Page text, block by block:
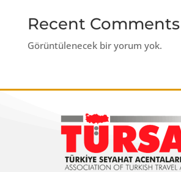
Recent Comments
Görüntülenecek bir yorum yok.